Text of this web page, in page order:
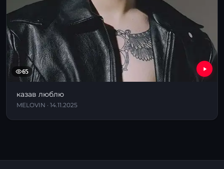
65
казав люблю
MELOVIN · 14.11.2025